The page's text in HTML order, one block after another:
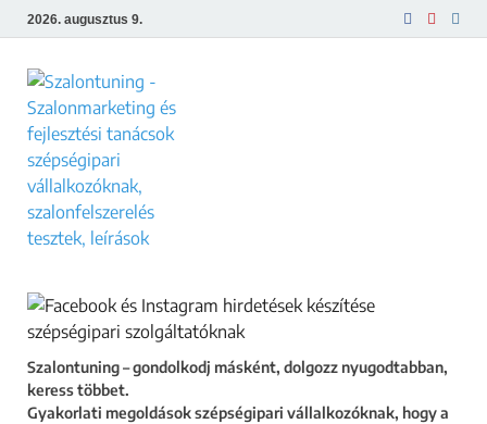
2026. augusztus 9.
Szalontuning – gondolkodj másként, dolgozz nyugodtabban,
keress többet.
Gyakorlati megoldások szépségipari vállalkozóknak, hogy a